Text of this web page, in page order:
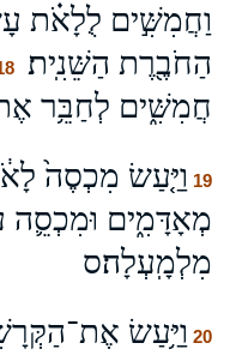
וַחֲמִשִּׁ֣ים לֻלָאֹ֗ת
הַחֹבֶ֖רֶת הַשֵּׁנִֽית׃
חֲמִשִּׁ֑ים לְחַבֵּ֥ר
19 וַיַּ֤עַשׂ מִכְסֶה֙
מְאָדָּמִ֑ים
מִלְמָֽעְלָה׃ס
20 וַיַּ֥עַשׂ